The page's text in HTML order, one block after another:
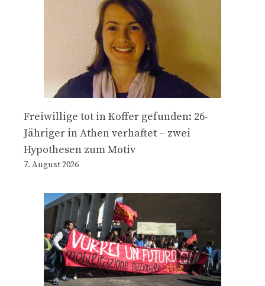
Freiwillige tot in Koffer gefunden: 26-
Jähriger in Athen verhaftet – zwei
Hypothesen zum Motiv
7. August 2026